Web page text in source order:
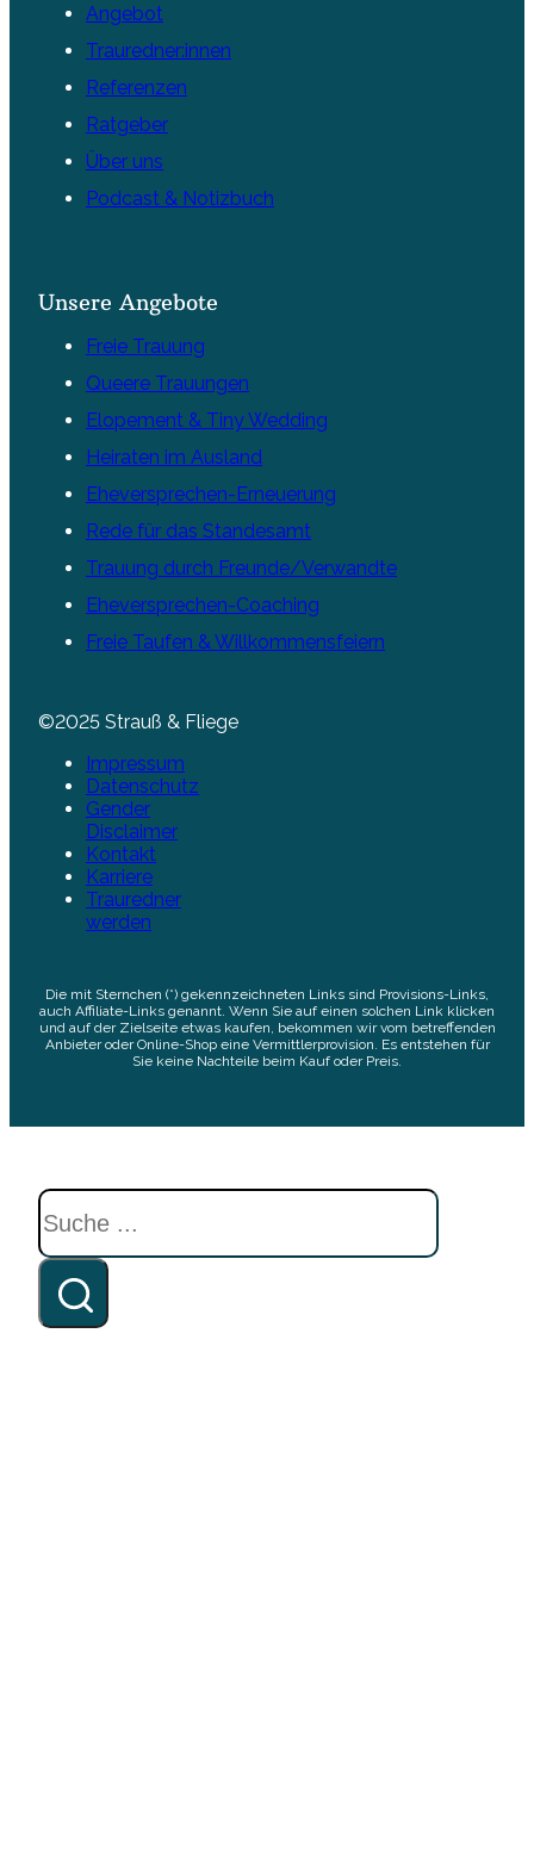
Angebot
Trauredner:innen
Referenzen
Ratgeber
Über uns
Podcast & Notizbuch
Unsere Angebote
Freie Trauung
Queere Trauungen
Elopement & Tiny Wedding
Heiraten im Ausland
Eheversprechen-Erneuerung
Rede für das Standesamt
Trauung durch Freunde/Verwandte
Eheversprechen-Coaching
Freie Taufen & Willkommensfeiern
©2025 Strauß & Fliege
Impressum
Datenschutz
Gender
Disclaimer
Kontakt
Karriere
Trauredner
werden
Die mit Sternchen (*) gekennzeichneten Links sind Provisions-Links,
auch Affiliate-Links genannt. Wenn Sie auf einen solchen Link klicken
und auf der Zielseite etwas kaufen, bekommen wir vom betreffenden
Anbieter oder Online-Shop eine Vermittlerprovision. Es entstehen für
Sie keine Nachteile beim Kauf oder Preis.
Suchen